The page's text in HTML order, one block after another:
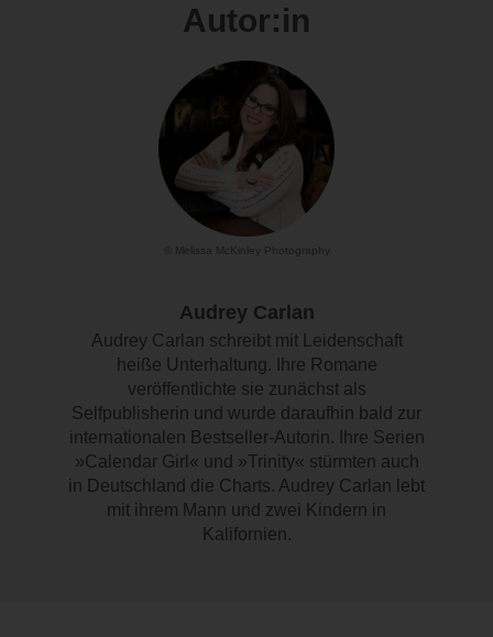
Autor:in
© Melissa McKinley Photography
Audrey Carlan
Audrey Carlan schreibt mit Leidenschaft
heiße Unterhaltung. Ihre Romane
veröffentlichte sie zunächst als
Selfpublisherin und wurde daraufhin bald zur
internationalen Bestseller-Autorin. Ihre Serien
»Calendar Girl« und »Trinity« stürmten auch
in Deutschland die Charts. Audrey Carlan lebt
mit ihrem Mann und zwei Kindern in
Kalifornien.